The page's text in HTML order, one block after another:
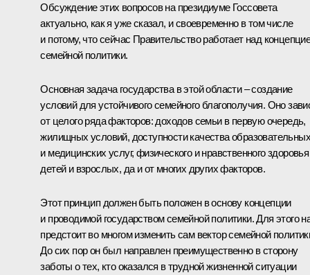
Обсуждение этих вопросов на президиуме Госсовета
актуально, как я уже сказал, и своевременно в том числе
и потому, что сейчас Правительство работает над
семейной политики.
Основная задача государства в этой области – создание
условий для устойчивого семейного благополучия. Оно
от целого ряда факторов: доходов семьи в первую очередь,
жилищных условий, доступности качества образовательных
и медицинских услуг, физического и нравственного здоровья
детей и взрослых, да и от многих других факторов.
Этот принцип должен быть положен в основу концепции
и проводимой государством семейной политики. Для этого
предстоит во многом изменить сам вектор семейной
До сих пор он был направлен преимущественно в сторону
заботы о тех, кто оказался в трудной жизненной ситуации